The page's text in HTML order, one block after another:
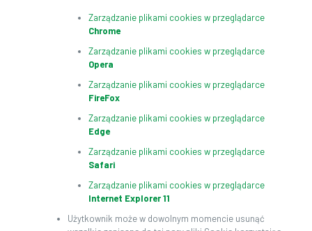
Zarządzanie plikami cookies w przeglądarce
Chrome
Zarządzanie plikami cookies w przeglądarce
Opera
Zarządzanie plikami cookies w przeglądarce
FireFox
Zarządzanie plikami cookies w przeglądarce
Edge
Zarządzanie plikami cookies w przeglądarce
Safari
Zarządzanie plikami cookies w przeglądarce
Internet Explorer 11
Użytkownik może w dowolnym momencie usunąć